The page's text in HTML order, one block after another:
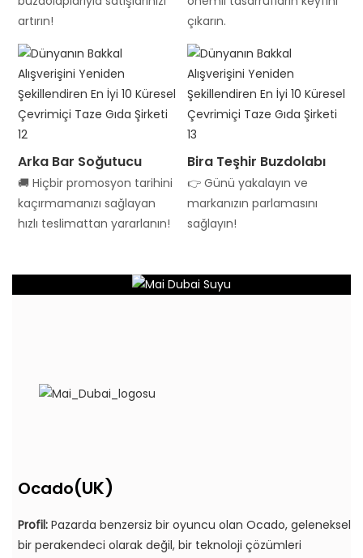
artırın!
çıkarın.
Arka Bar Soğutucu
🚚 Hiçbir promosyon tarihini
kaçırmamanızı sağlayan
hızlı teslimattan yararlanın!
Bira Teşhir Buzdolabı
👉 Günü yakalayın ve
markanızın parlamasını
sağlayın!
Ocado(UK)
Profil:Pazarda benzersiz bir oyuncu olan Ocado, geleneksel
bir perakendeci olarak değil, bir teknoloji çözümleri